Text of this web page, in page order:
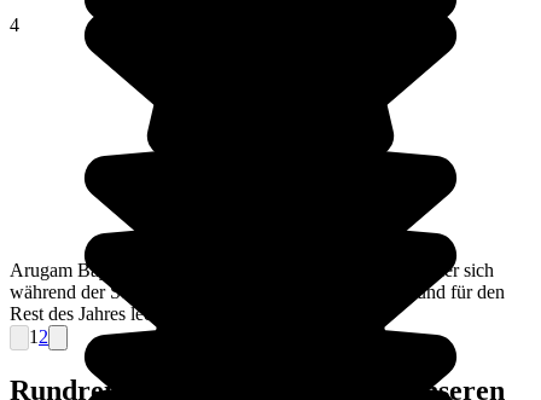
4
Arugam Bay ist ein Küstenort im Osten von Sri Lanka, der sich
während der Surfsaison von Juni bis September füllt, und für den
Rest des Jahres leer ist.
1 2
Rundreisen nach Sri Lanka mit unseren